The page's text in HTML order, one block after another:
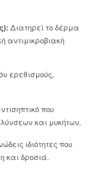
Διατηρεί το δέρμα
αντιμικροβιακή
ερεθισμούς,
που
και μυκήτων.
ιδιότητες που
και δροσιά.